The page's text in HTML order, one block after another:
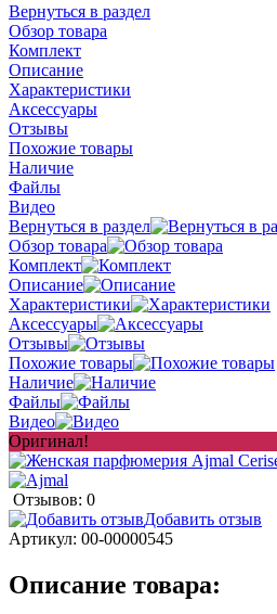
Вернуться в раздел
Обзор товара
Комплект
Описание
Характеристики
Аксессуары
Отзывы
Похожие товары
Наличие
Файлы
Видео
Вернуться в раздел
Обзор товара
Комплект
Описание
Характеристики
Аксессуары
Отзывы
Похожие товары
Наличие
Файлы
Видео
Оригинал!
Отзывов: 0
Добавить отзыв
Артикул: 00-00000545
Описание товара: